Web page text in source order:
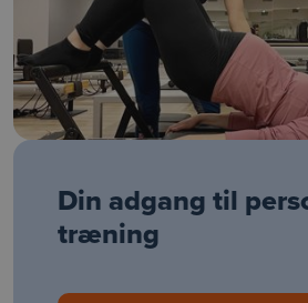
Din adgang til
træning